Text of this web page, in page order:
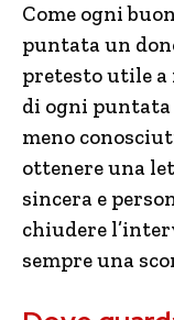
Come ogni
puntata un
pretesto utile a
di ogni
meno
ottenere una
sincera e
chiudere
sempre una